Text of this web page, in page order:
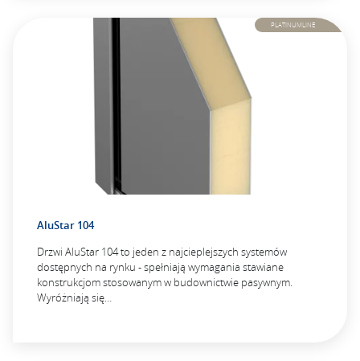
PLATINUMLINE
AluStar 104
Drzwi AluStar 104 to jeden z najcieplejszych systemów
dostępnych na rynku - spełniają wymagania stawiane
konstrukcjom stosowanym w budownictwie pasywnym.
Wyróżniają się…